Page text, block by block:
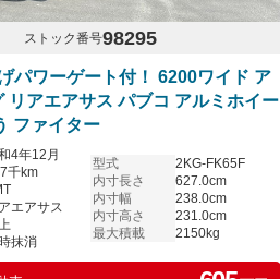
ストック番号98295
パワーゲート付！ 6200ワイド ア
リアエアサス パブコ アルミホイー
ファイター
4年12月
千km
エアサス
抹消
型式
2KG-FK65F
内寸長さ
627.0cm
内寸幅
238.0cm
内寸高さ
231.0cm
最大積載
2150kg